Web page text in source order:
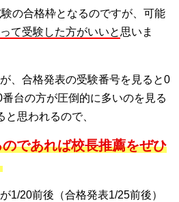
の合格枠となるのですが、可能
て受験した方がいいと 思いま
、合格発表の受験番号を見ると0
台の方が圧倒的に多いのを見る
思われるので、
であれば校長推薦をぜひ
1/20前後（合格発表1/25前後）